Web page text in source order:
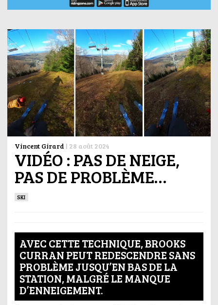
Vincent Girard | 28 août 2024
VIDÉO : PAS DE NEIGE,
PAS DE PROBLÈME…
SKI
AVEC CETTE TECHNIQUE, BROOKS
CURRAN PEUT REDESCENDRE SANS
PROBLÈME JUSQU’EN BAS DE LA
STATION, MALGRÉ LE MANQUE
D’ENNEIGEMENT.